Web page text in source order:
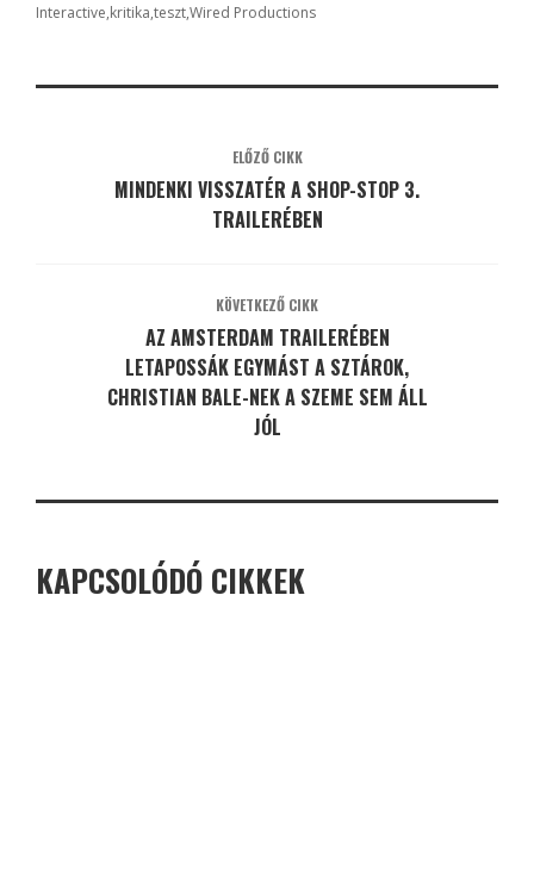
Interactive kritika tesztWired Productions
ELŐZŐ CIKK
MINDENKI VISSZATÉR A SHOP-STOP 3.
TRAILERÉBEN
KÖVETKEZŐ CIKK
AZ AMSTERDAM TRAILERÉBEN
LETAPOSSÁK EGYMÁST A SZTÁROK,
CHRISTIAN BALE-NEK A SZEME SEM ÁLL
JÓL
KAPCSOLÓDÓ CIKKEK